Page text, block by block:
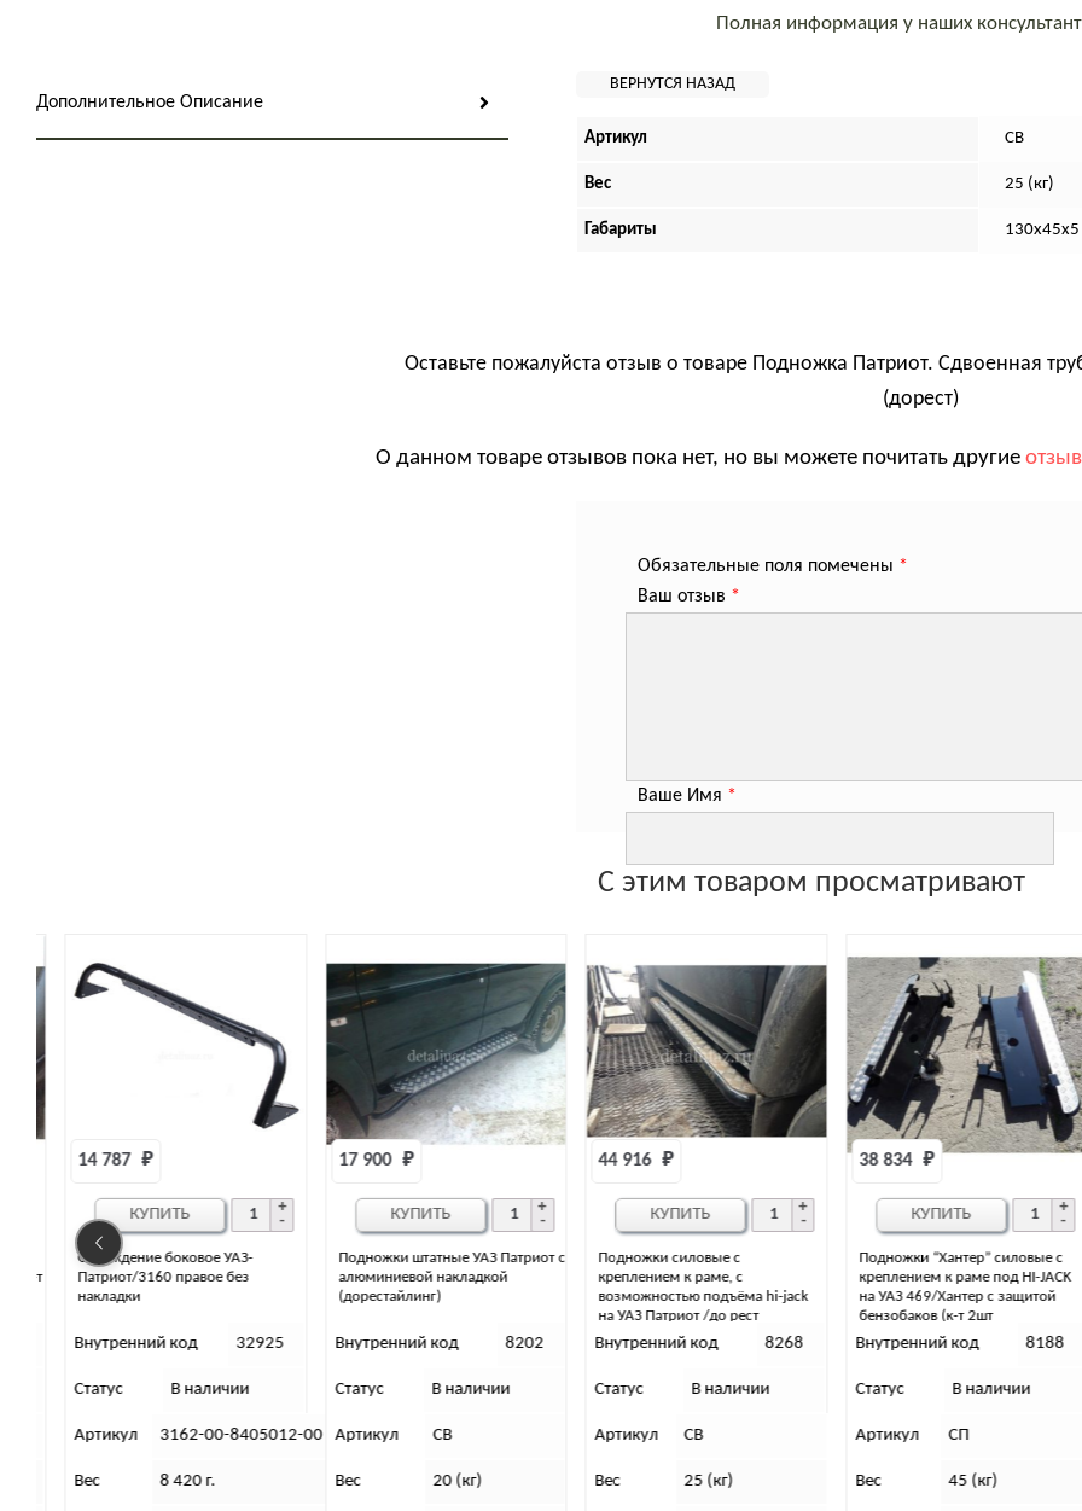
Полная информация у наших
Дополнительное Описание
Артикул СВ
Вес 25 (кг)
Габариты
Оставьте пожалуйста отзыв о товаре Подножка Патриот. Сдвоенная
(дорест)
О данном товаре отзывов пока нет, но вы можете почитать другие
Обязательные поля помечены *
Ваш отзыв *
Ваше Имя *
С этим товаром просматривают
Ограждение боковое УАЗ-
Патриот/3160 правое без
накладки
14 787 ₽
Внутренний код 32925
Статус В наличии
Артикул 3162-00-8405012-00
Вес 8 420 г.
КУПИТЬ
Подножки штатные УАЗ Патриот с
алюминиевой накладкой
(дорестайлинг)
17 900 ₽
Внутренний код 8202
Статус В наличии
Артикул
Вес 20 (кг)
КУПИТЬ
Подножки силовые с
креплением к раме, с
возможностью подъёма hi-jack
на УАЗ Патриот /до рест
44 916 ₽
Внутренний код 8268
Статус В наличии
Артикул
Вес 25 (кг)
КУПИТЬ
Подножки “Хантер” силовые с
креплением к раме под HI-JACK
на УАЗ 469/Хантер с защитой
бензобаков (к-т 2шт
38 834 ₽
Внутренний код 8188
Статус В наличии
Артикул
Вес 45 (кг)
КУПИТЬ